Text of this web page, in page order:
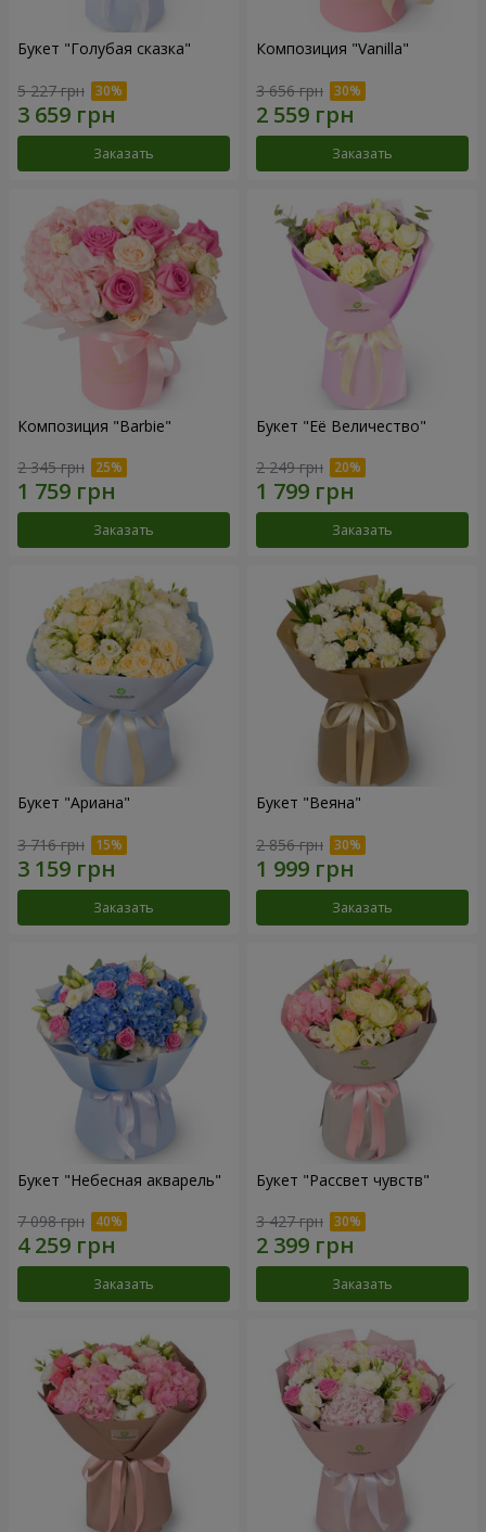
Букет "Голубая сказка"
5 227 грн
Заказать
Композиция "Vanilla"
3 656 грн
Заказать
Композиция "Barbie"
2 345 грн
Заказать
Букет "Её Величество"
2 249 грн
Заказать
Букет "Ариана"
3 716 грн
Заказать
Букет "Веяна"
2 856 грн
Заказать
Букет "Небесная акварель"
7 098 грн
Заказать
Букет "Рассвет чувств"
3 427 грн
Заказать